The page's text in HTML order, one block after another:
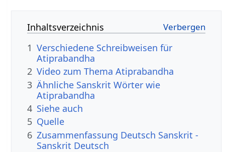
Inhaltsverzeichnis
1 Verschiedene Schreibweisen für
Atiprabandha
2 Video zum Thema Atiprabandha
3 Ähnliche Sanskrit Wörter wie
Atiprabandha
4 Siehe auch
5 Quelle
6 Zusammenfassung Deutsch Sanskrit -
Sanskrit Deutsch